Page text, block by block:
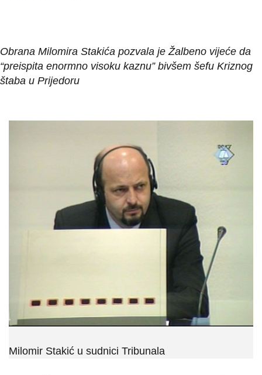
Obrana Milomira Stakića pozvala je Žalbeno vijeće da
“preispita enormno visoku kaznu” bivšem šefu Kriznog
štaba u Prijedoru
Milomir Stakić u sudnici Tribunala